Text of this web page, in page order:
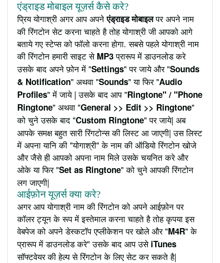
एंड्राइड मोबाइल यूज़र्स कैसे करे?
प्रिय योगाश्री अगर आप अपनेएंड्राइड मोबाइलपर अपने नाम
की रिंगटोन सेट करना चाहते है तोह योगाश्री जी आपको आगे
बताये गए स्टेप्स को फॉलो करना होगा. सबसे पहले योगाश्री नाम
की रिंगटोन हमारी साइट से MP3प्रारूप में डाउनलोड करे
उसके बाद अपने फ़ोन में "Settings" पर जाये और "Sounds
& Notification" अथवा "Sounds" या फिर "Audio
Profiles" में जाये | उसके बाद आप "Ringtone" / "Phone
Ringtone" अथवा "General >> Edit >> Ringtone"
को चुने उसके बाद "Custom Ringtone" पर जाये| अब
आपके समक्ष बहुत सारी रिंगटोन्स की लिस्ट आ जाएगी| उस लिस्ट
में अपना यानि की "योगाश्री" के नाम की ऑडियो रिंगटोन खोजे
और जैसे ही आपको अपना नाम मिले उसके चयनित करे और
ओके या फिर "Set as Ringtone" को चुने आपकी रिंगटोन
लग जाएगी|
आईफ़ोन यूज़र्स क्या करे?
अगर आप योगाश्री नाम की रिंगटोन को अपने आईफ़ोन पर
कॉलर ट्यून के रूप में इस्तेमाल करना चाहते है तोह कृपया इस
वेबपेज को अपने डेस्कटॉप एप्लीकेशन पर खोले और "M4R" के
प्रारूप में डाउनलोड करे" उसके बाद आप उसे iTunes
सॉफ्टवेयर की हेल्प से रिंगटोन के लिए सेट कर सकते है|